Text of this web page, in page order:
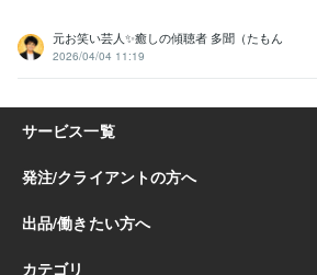
元お笑い芸人✨癒しの傾聴者 多聞（たもん
2026/04/04 11:19